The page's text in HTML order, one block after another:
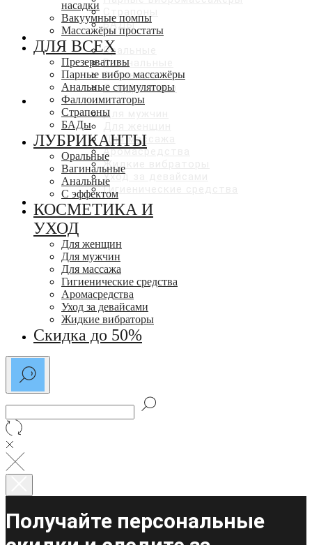
БАДы
ЛУБРИКАНТЫ
Оральные
Вагинальные
Анальные
С эффектами
КОСМЕТИКА И УХОД
Для мужчин
Для массажа
Аромасредства
Жидкие вибраторы
Уход за девайсами
Гигиенические средства
СКИДКИ ДО 50%
насадки
Вакуумные помпы
Массажёры простаты
ДЛЯ ВСЕХ
Презервативы
Парные вибро массажёры
Анальные стимуляторы
Фаллоимитаторы
Страпоны
БАДы
ЛУБРИКАНТЫ
Оральные
Вагинальные
Анальные
С эффектом
КОСМЕТИКА И
УХОД
Для женщин
Для мужчин
Для массажа
Гигиенические средства
Аромасредства
Уход за девайсами
Жидкие вибраторы
Скидка до 50%
Получайте персональные